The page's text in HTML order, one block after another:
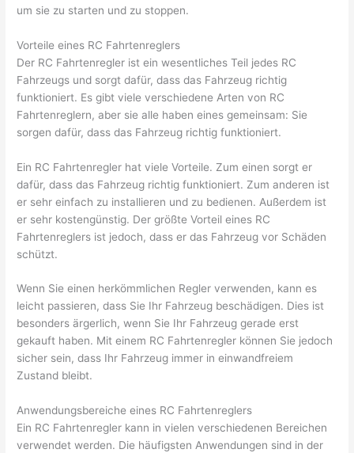
um sie zu starten und zu stoppen.
Vorteile eines RC Fahrtenreglers
Der RC Fahrtenregler ist ein wesentliches Teil jedes RC
Fahrzeugs und sorgt dafür, dass das Fahrzeug richtig
funktioniert. Es gibt viele verschiedene Arten von RC
Fahrtenreglern, aber sie alle haben eines gemeinsam: Sie
sorgen dafür, dass das Fahrzeug richtig funktioniert.
Ein RC Fahrtenregler hat viele Vorteile. Zum einen sorgt er
dafür, dass das Fahrzeug richtig funktioniert. Zum anderen ist
er sehr einfach zu installieren und zu bedienen. Außerdem ist
er sehr kostengünstig. Der größte Vorteil eines RC
Fahrtenreglers ist jedoch, dass er das Fahrzeug vor Schäden
schützt.
Wenn Sie einen herkömmlichen Regler verwenden, kann es
leicht passieren, dass Sie Ihr Fahrzeug beschädigen. Dies ist
besonders ärgerlich, wenn Sie Ihr Fahrzeug gerade erst
gekauft haben. Mit einem RC Fahrtenregler können Sie jedoch
sicher sein, dass Ihr Fahrzeug immer in einwandfreiem
Zustand bleibt.
Anwendungsbereiche eines RC Fahrtenreglers
Ein RC Fahrtenregler kann in vielen verschiedenen Bereichen
verwendet werden. Die häufigsten Anwendungen sind in der